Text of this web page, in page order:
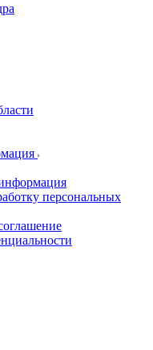
персональных